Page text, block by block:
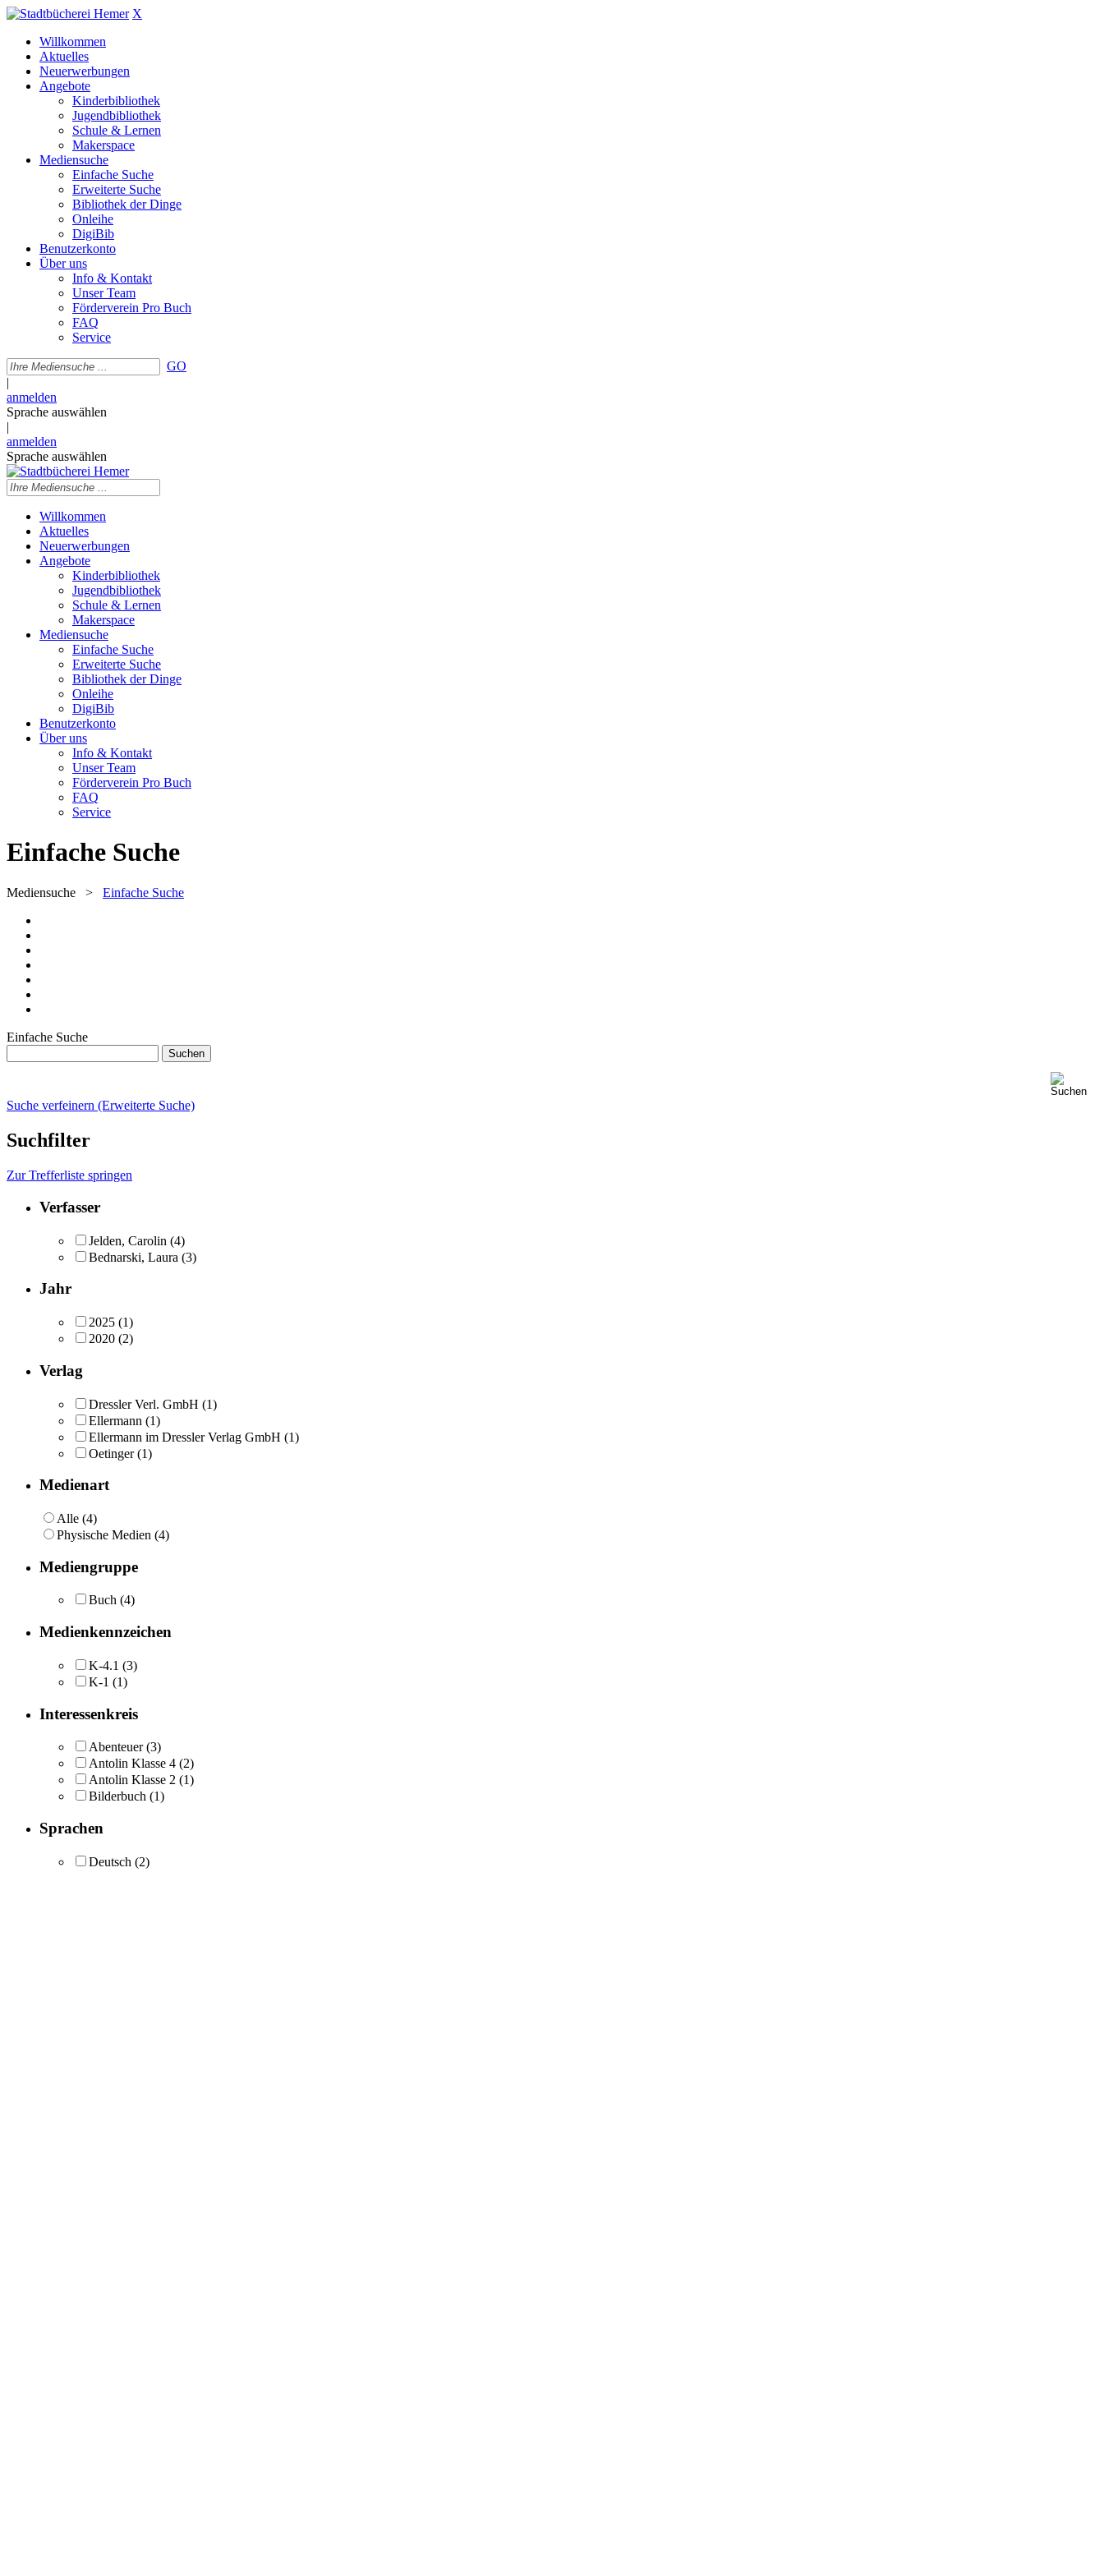
X
Willkommen
Aktuelles
Neuerwerbungen
Angebote
Kinderbibliothek
Jugendbibliothek
Schule & Lernen
Makerspace
Mediensuche
Einfache Suche
Erweiterte Suche
Bibliothek der Dinge
Onleihe
DigiBib
Benutzerkonto
Über uns
Info & Kontakt
Unser Team
Förderverein Pro Buch
FAQ
Service
GO
|
anmelden
Sprache auswählen
|
anmelden
Sprache auswählen
Willkommen
Aktuelles
Neuerwerbungen
Angebote
Kinderbibliothek
Jugendbibliothek
Schule & Lernen
Makerspace
Mediensuche
Einfache Suche
Erweiterte Suche
Bibliothek der Dinge
Onleihe
DigiBib
Benutzerkonto
Über uns
Info & Kontakt
Unser Team
Förderverein Pro Buch
FAQ
Service
Einfache Suche
Mediensuche > Einfache Suche
Einfache Suche
Suche verfeinern (Erweiterte Suche)
Suchfilter
Zur Trefferliste springen
Verfasser
Jelden, Carolin (4)
Bednarski, Laura (3)
Jahr
2025 (1)
2020 (2)
Verlag
Dressler Verl. GmbH (1)
Ellermann (1)
Ellermann im Dressler Verlag GmbH (1)
Oetinger (1)
Medienart
Alle (4)
Physische Medien (4)
Mediengruppe
Buch (4)
Medienkennzeichen
K-4.1 (3)
K-1 (1)
Interessenkreis
Abenteuer (3)
Antolin Klasse 4 (2)
Antolin Klasse 2 (1)
Bilderbuch (1)
Sprachen
Deutsch (2)